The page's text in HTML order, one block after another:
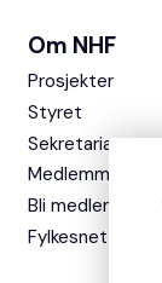
Om NHF
Prosjekter
Styret
Sekretariatet
Medlemmer
Bli medlem
Fylkesnettverket